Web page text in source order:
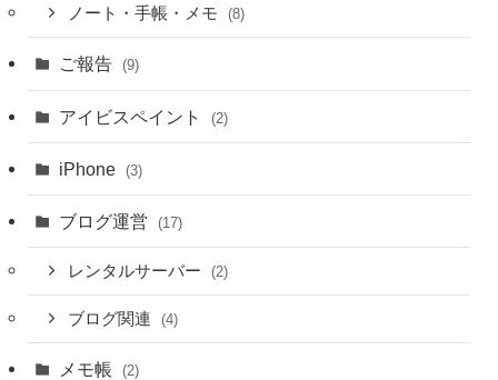
ノート・手帳・メモ (8)
ご報告 (9)
アイビスペイント (2)
iPhone (3)
ブログ運営 (17)
レンタルサーバー (2)
ブログ関連 (4)
メモ帳 (2)